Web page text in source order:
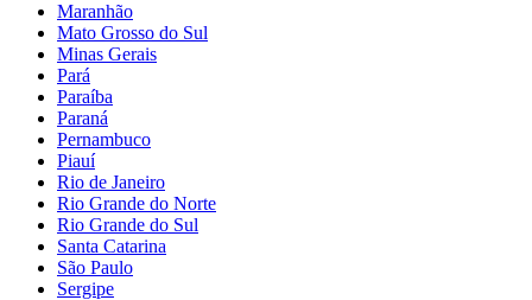
Maranhão
Mato Grosso do Sul
Minas Gerais
Pará
Paraíba
Paraná
Pernambuco
Piauí
Rio de Janeiro
Rio Grande do Norte
Rio Grande do Sul
Santa Catarina
São Paulo
Sergipe